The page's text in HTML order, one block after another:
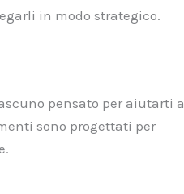
in modo strategico.
pensato per aiutarti a
sono progettati per